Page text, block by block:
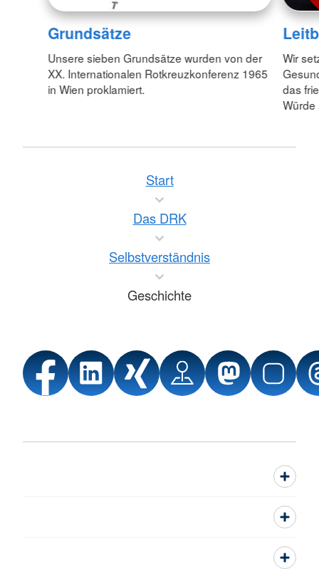
Grundsätze
Unsere sieben Grundsätze wurden von der
XX. Internationalen Rotkreuzkonferenz 1965
in Wien proklamiert.
Wir
das
Würde
Start
Das DRK
Selbstverständnis
Geschichte